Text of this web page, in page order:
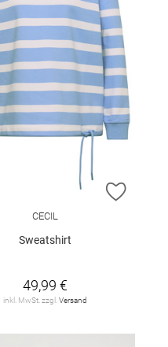
HINZUFÜGEN ZUR
CECIL
Sweatshirt
49,99 €
inkl. MwSt. zzgl.Versand